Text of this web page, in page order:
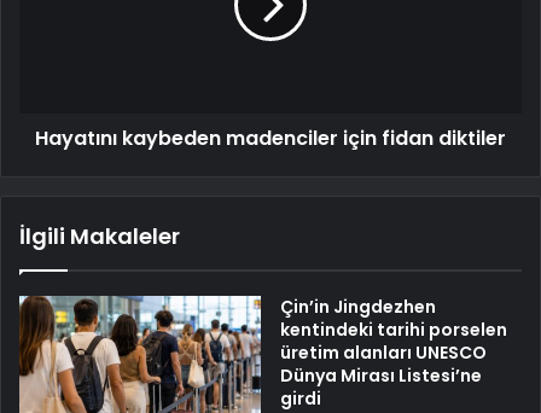
Hayatını kaybeden madenciler için fidan diktiler
İlgili Makaleler
Çin’in Jingdezhen
kentindeki tarihi porselen
üretim alanları UNESCO
Dünya Mirası Listesi’ne
girdi